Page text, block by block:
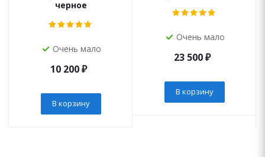
черное
Очень мало
10 200₽
В корзину
Очень мало
23 500₽
В корзину